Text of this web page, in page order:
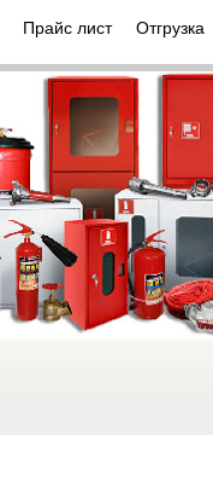
Прайс лист Отгрузка